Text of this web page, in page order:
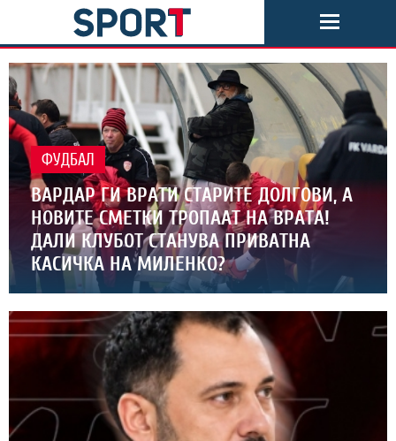
ФУДБАЛ
ВАРДАР ГИ ВРАТИ СТАРИТЕ ДОЛГОВИ, А
НОВИТЕ СМЕТКИ ТРОПААТ НА ВРАТА!
ДАЛИ КЛУБОТ СТАНУВА ПРИВАТНА
КАСИЧКА НА МИЛЕНКО?